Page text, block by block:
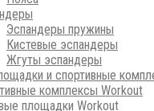
Эспандеры пружины
Кистевые эспандеры
Жгуты эспандеры
и спортивные
комплексы Workout
площадки Workout